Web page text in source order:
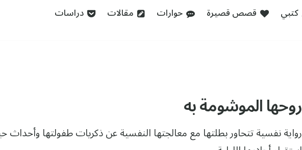
كتبي قصص قصيرة حوارات مقالات دراسات
روحها الموشومة به
رواية نفسية تتحاور بطلتها مع معالجتها النفسية عن ذكريات طفولتها وأحداث